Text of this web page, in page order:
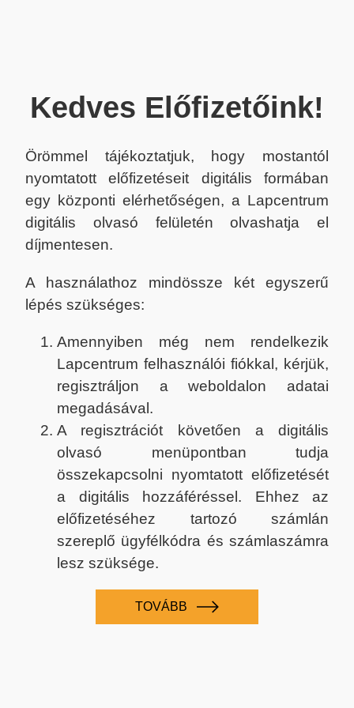
Kedves Előfizetőink!
Örömmel tájékoztatjuk, hogy mostantól
nyomtatott előfizetéseit digitális formában
egy központi elérhetőségen, a Lapcentrum
digitális olvasó felületén olvashatja el
díjmentesen.
A használathoz mindössze két egyszerű
lépés szükséges:
Amennyiben még nem rendelkezik
Lapcentrum felhasználói fiókkal, kérjük,
regisztráljon a weboldalon adatai
megadásával.
A regisztrációt követően a digitális
olvasó menüpontban tudja
összekapcsolni nyomtatott előfizetését
a digitális hozzáféréssel. Ehhez az
előfizetéséhez tartozó számlán
szereplő ügyfélkódra és számlaszámra
lesz szüksége.
TOVÁBB